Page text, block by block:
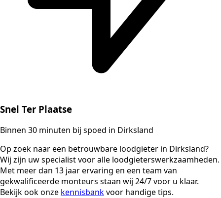
Snel Ter Plaatse
Binnen 30 minuten bij spoed in Dirksland
Op zoek naar een betrouwbare loodgieter in Dirksland?
Wij zijn uw specialist voor alle loodgieterswerkzaamheden.
Met meer dan 13 jaar ervaring en een team van
gekwalificeerde monteurs staan wij 24/7 voor u klaar.
Bekijk ook onze kennisbankvoor handige tips.